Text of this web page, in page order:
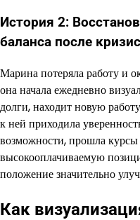
История 2:
баланса после
Марина потеряла работу и
она начала ежедневно
долги, находит новую
к ней приходила
возможности, прошла курсы
высокооплачиваемую
положение значительно
Как